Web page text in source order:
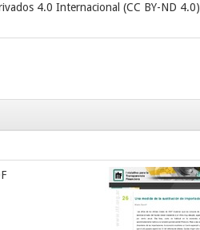
4.0 Internacional (CC BY-ND 4.0)